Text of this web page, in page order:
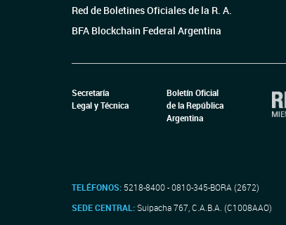
Red de Boletines Oficiales de la R. A.
BFA Blockchain Federal Argentina
Secretaría
Legal y Técnica
Boletín Oficial
de la República
Argentina
TELÉFONOS: 5218-8400 - 0810-345-BORA (2672)
SEDE CENTRAL:Suipacha 767, C.A.B.A. (C1008AAO)